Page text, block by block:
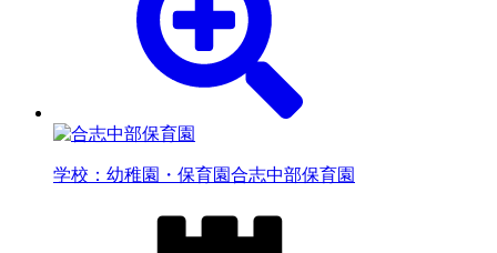
学校：幼稚園・保育園合志中部保育園